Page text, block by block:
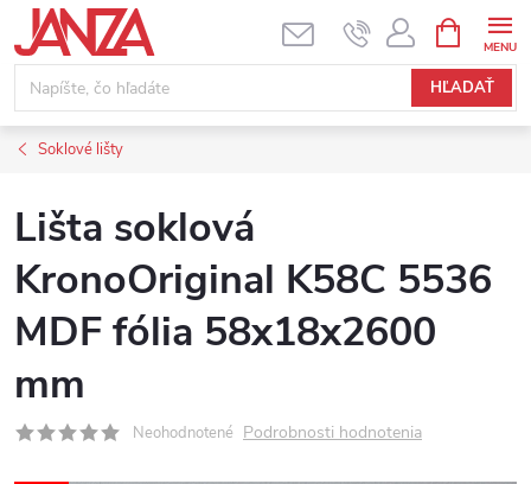
Prejsť na obsah
HĽADAŤ
Soklové lišty
Lišta soklová
KronoOriginal K58C 5536
MDF fólia 58x18x2600
mm
Neohodnotené Podrobnosti hodnotenia